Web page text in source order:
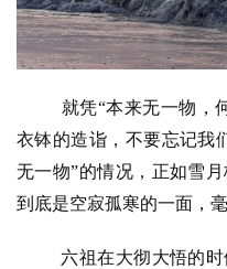
就凭“本来无一物，
衣钵的造诣，不要忘记我
无一物”的情况，正如雪
到底是空寂孤寒的一面，
六祖在大彻大悟的